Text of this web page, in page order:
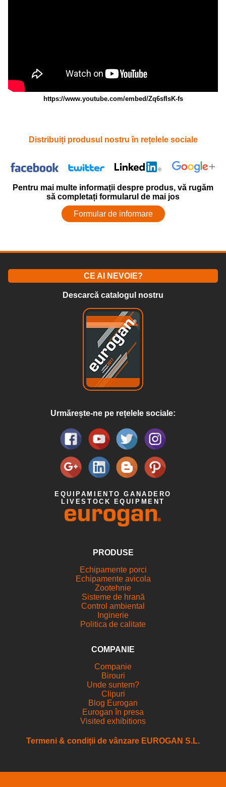
https://www.youtube.com/embed/Zq6sfIsK-fs
Distribuiți produsul nostru în rețelele sociale
Pentru mai multe informații despre produs, vă rugăm
să completați formularul de mai jos
Formular de informare
CE AI NEVOIE?
Descarcă catalogul nostru
Urmărește-ne pe rețelele sociale:
EQUIPAMIENTO GANADERO
LIVESTOCK EQUIPMENT
PRODUSE
Echipamente porci
Echipamente avicola
Zootehnie
Sisteme de hrană
Control ambiental
Inginerie
Politica de calitate
COMPANIE
Companie
Birouri
Unde suntem?
Clipuri
Blog Eurogan
Eurogan în presa
Visited exhibitions
Termeni & condiții de vânzare EUROGAN S.L.